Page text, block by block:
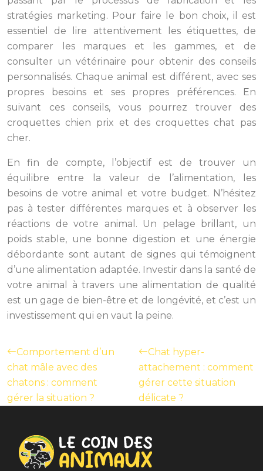
stratégies marketing. Pour faire le bon choix, il est
essentiel de lire attentivement les étiquettes, de
comparer les marques et les gammes, et de
consulter un vétérinaire pour obtenir des conseils
personnalisés. Chaque animal est différent, avec ses
propres besoins et ses propres préférences. En
suivant ces conseils, vous pourrez trouver des
croquettes chien prix et des croquettes chat pas
cher.
En fin de compte, l’objectif est de trouver un
équilibre entre la valeur de l’alimentation, les
besoins de votre animal et votre budget. N’hésitez
pas à tester différentes marques et à observer les
réactions de votre animal. Un pelage brillant, un
poids stable, une bonne digestion et une énergie
débordante sont autant de signes qui témoignent
d’une alimentation adaptée. Investir dans la santé de
votre animal à travers une alimentation de qualité
est un gage de bien-être et de longévité, et c’est un
investissement qui en vaut la peine.
Comportement d’un
chat mâle avec des
chatons : comment
gérer la situation ?
Chat hyper-
attachement : comment
gérer cette situation
délicate ?